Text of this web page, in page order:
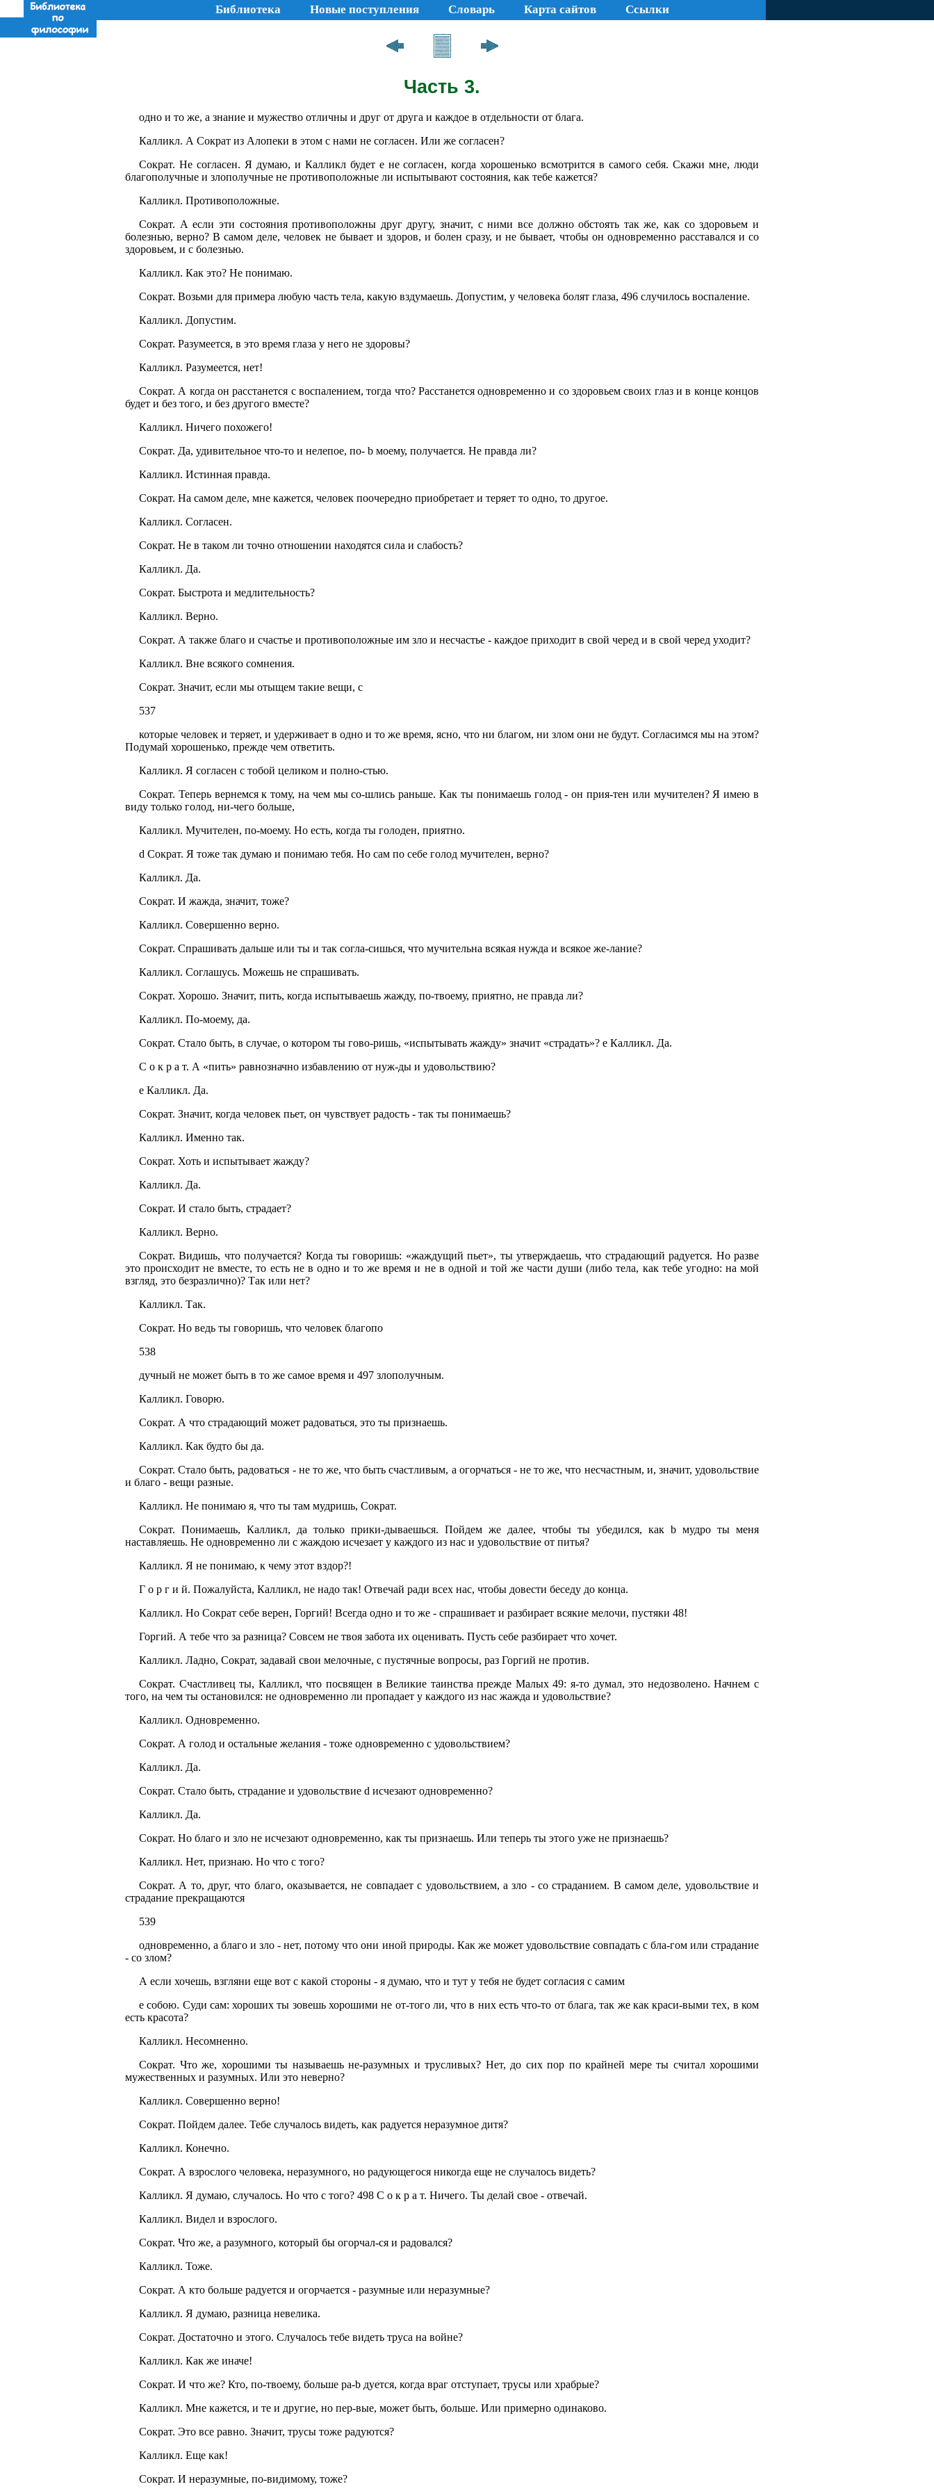
Библиотека Новые поступления Словарь Карта сайтов Ссылки
Часть 3.
одно и то же, а знание и мужество отличны и друг от друга и каждое в отдельности от блага.
Калликл. А Сократ из Алопеки в этом с нами не согласен. Или же согласен?
Сократ. Не согласен. Я думаю, и Калликл будет e не согласен, когда хорошенько всмотрится в самого себя. Скажи мне, люди
благополучные и злополучные не противоположные ли испытывают состояния, как тебе кажется?
Калликл. Противоположные.
Сократ. А если эти состояния противоположны друг другу, значит, с ними все должно обстоять так же, как со здоровьем и
болезнью, верно? В самом деле, человек не бывает и здоров, и болен сразу, и не бывает, чтобы он одновременно расставался и со
здоровьем, и с болезнью.
Калликл. Как это? Не понимаю.
Сократ. Возьми для примера любую часть тела, какую вздумаешь. Допустим, у человека болят глаза, 496 случилось воспаление.
Калликл. Допустим.
Сократ. Разумеется, в это время глаза у него не здоровы?
Калликл. Разумеется, нет!
Сократ. А когда он расстанется с воспалением, тогда что? Расстанется одновременно и со здоровьем своих глаз и в конце концов
будет и без того, и без другого вместе?
Калликл. Ничего похожего!
Сократ. Да, удивительное что-то и нелепое, по- b моему, получается. Не правда ли?
Калликл. Истинная правда.
Сократ. На самом деле, мне кажется, человек поочередно приобретает и теряет то одно, то другое.
Калликл. Согласен.
Сократ. Не в таком ли точно отношении находятся сила и слабость?
Калликл. Да.
Сократ. Быстрота и медлительность?
Калликл. Верно.
Сократ. А также благо и счастье и противоположные им зло и несчастье - каждое приходит в свой черед и в свой черед уходит?
Калликл. Вне всякого сомнения.
Сократ. Значит, если мы отыщем такие вещи, с
537
которые человек и теряет, и удерживает в одно и то же время, ясно, что ни благом, ни злом они не будут. Согласимся мы на этом?
Подумай хорошенько, прежде чем ответить.
Калликл. Я согласен с тобой целиком и полно-стью.
Сократ. Теперь вернемся к тому, на чем мы со-шлись раньше. Как ты понимаешь голод - он прия-тен или мучителен? Я имею в
виду только голод, ни-чего больше,
Калликл. Мучителен, по-моему. Но есть, когда ты голоден, приятно.
d Сократ. Я тоже так думаю и понимаю тебя. Но сам по себе голод мучителен, верно?
Калликл. Да.
Сократ. И жажда, значит, тоже?
Калликл. Совершенно верно.
Сократ. Спрашивать дальше или ты и так согла-сишься, что мучительна всякая нужда и всякое же-лание?
Калликл. Соглашусь. Можешь не спрашивать.
Сократ. Хорошо. Значит, пить, когда испытываешь жажду, по-твоему, приятно, не правда ли?
Калликл. По-моему, да.
Сократ. Стало быть, в случае, о котором ты гово-ришь, «испытывать жажду» значит «страдать»? е Калликл. Да.
С о к р а т. А «пить» равнозначно избавлению от нуж-ды и удовольствию?
e Калликл. Да.
Сократ. Значит, когда человек пьет, он чувствует радость - так ты понимаешь?
Калликл. Именно так.
Сократ. Хоть и испытывает жажду?
Калликл. Да.
Сократ. И стало быть, страдает?
Калликл. Верно.
Сократ. Видишь, что получается? Когда ты говоришь: «жаждущий пьет», ты утверждаешь, что страдающий радуется. Но разве
это происходит не вместе, то есть не в одно и то же время и не в одной и той же части души (либо тела, как тебе угодно: на мой
взгляд, это безразлично)? Так или нет?
Калликл. Так.
Сократ. Но ведь ты говоришь, что человек благопо
538
дучный не может быть в то же самое время и 497 злополучным.
Калликл. Говорю.
Сократ. А что страдающий может радоваться, это ты признаешь.
Калликл. Как будто бы да.
Сократ. Стало быть, радоваться - не то же, что быть счастливым, а огорчаться - не то же, что несчастным, и, значит, удовольствие
и благо - вещи разные.
Калликл. Не понимаю я, что ты там мудришь, Сократ.
Сократ. Понимаешь, Калликл, да только прики-дываешься. Пойдем же далее, чтобы ты убедился, как b мудро ты меня
наставляешь. Не одновременно ли с жаждою исчезает у каждого из нас и удовольствие от питья?
Калликл. Я не понимаю, к чему этот вздор?!
Г о р г и й. Пожалуйста, Калликл, не надо так! Отвечай ради всех нас, чтобы довести беседу до конца.
Калликл. Но Сократ себе верен, Горгий! Всегда одно и то же - спрашивает и разбирает всякие мелочи, пустяки 48!
Горгий. А тебе что за разница? Совсем не твоя забота их оценивать. Пусть себе разбирает что хочет.
Калликл. Ладно, Сократ, задавай свои мелочные, с пустячные вопросы, раз Горгий не против.
Сократ. Счастливец ты, Калликл, что посвящен в Великие таинства прежде Малых 49: я-то думал, это недозволено. Начнем с
того, на чем ты остановился: не одновременно ли пропадает у каждого из нас жажда и удовольствие?
Калликл. Одновременно.
Сократ. А голод и остальные желания - тоже одновременно с удовольствием?
Калликл. Да.
Сократ. Стало быть, страдание и удовольствие d исчезают одновременно?
Калликл. Да.
Сократ. Но благо и зло не исчезают одновременно, как ты признаешь. Или теперь ты этого уже не признаешь?
Калликл. Нет, признаю. Но что с того?
Сократ. А то, друг, что благо, оказывается, не совпадает с удовольствием, а зло - со страданием. В самом деле, удовольствие и
страдание прекращаются
539
одновременно, а благо и зло - нет, потому что они иной природы. Как же может удовольствие совпадать с бла-гом или страдание
- со злом?
А если хочешь, взгляни еще вот с какой стороны - я думаю, что и тут у тебя не будет согласия с самим
e собою. Суди сам: хороших ты зовешь хорошими не от-того ли, что в них есть что-то от блага, так же как краси-выми тех, в ком
есть красота?
Калликл. Несомненно.
Сократ. Что же, хорошими ты называешь не-разумных и трусливых? Нет, до сих пор по крайней мере ты считал хорошими
мужественных и разумных. Или это неверно?
Калликл. Совершенно верно!
Сократ. Пойдем далее. Тебе случалось видеть, как радуется неразумное дитя?
Калликл. Конечно.
Сократ. А взрослого человека, неразумного, но радующегося никогда еще не случалось видеть?
Калликл. Я думаю, случалось. Но что с того? 498 С о к р а т. Ничего. Ты делай свое - отвечай.
Калликл. Видел и взрослого.
Сократ. Что же, а разумного, который бы огорчал-ся и радовался?
Калликл. Тоже.
Сократ. А кто больше радуется и огорчается - разумные или неразумные?
Калликл. Я думаю, разница невелика.
Сократ. Достаточно и этого. Случалось тебе видеть труса на войне?
Калликл. Как же иначе!
Сократ. И что же? Кто, по-твоему, больше ра-b дуется, когда враг отступает, трусы или храбрые?
Калликл. Мне кажется, и те и другие, но пер-вые, может быть, больше. Или примерно одинаково.
Сократ. Это все равно. Значит, трусы тоже радуются?
Калликл. Еще как!
Сократ. И неразумные, по-видимому, тоже?